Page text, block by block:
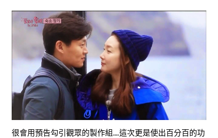
很會用預告勾引觀眾的製作組....這次更是使出百分百的功